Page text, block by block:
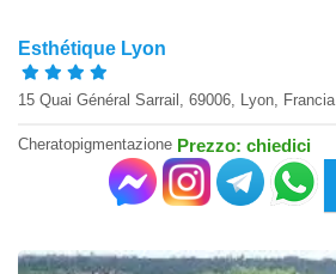
Esthétique Lyon
15 Quai Général Sarrail, 69006, Lyon, Francia
Cheratopigmentazione Prezzo: chiedici